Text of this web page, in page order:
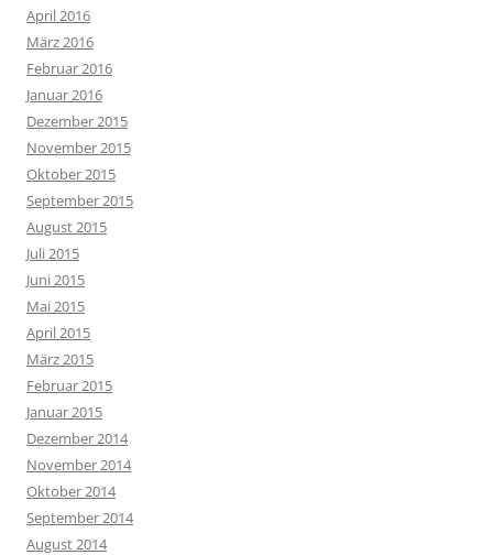
April 2016
März 2016
Februar 2016
Januar 2016
Dezember 2015
November 2015
Oktober 2015
September 2015
August 2015
Juli 2015
Juni 2015
Mai 2015
April 2015
März 2015
Februar 2015
Januar 2015
Dezember 2014
November 2014
Oktober 2014
September 2014
August 2014